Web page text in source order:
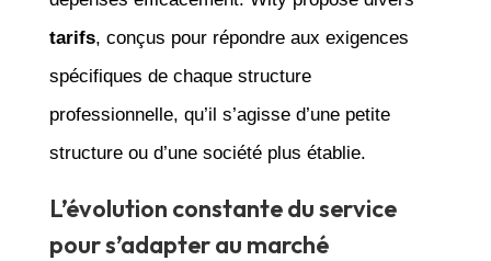
tarifs, conçus pour répondre aux exigences
spécifiques de chaque structure
professionnelle, qu’il s’agisse d’une petite
structure ou d’une société plus établie.
L’évolution constante du service
pour s’adapter au marché